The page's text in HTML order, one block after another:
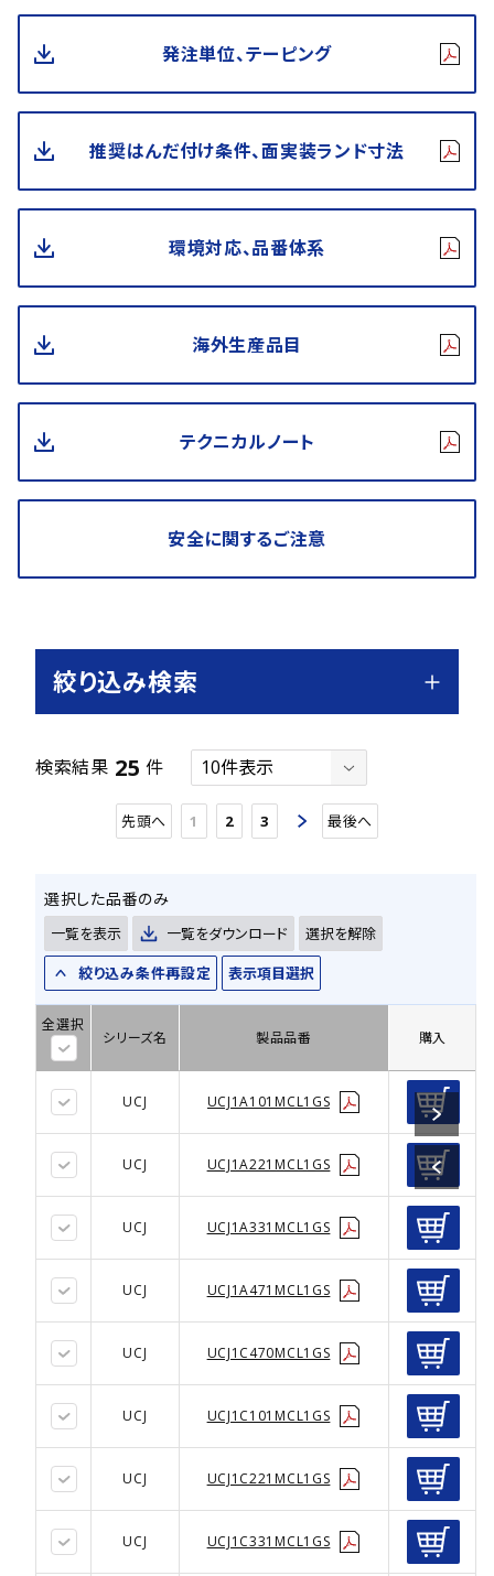
発注単位、テーピング
推奨はんだ付け条件、面実装ランド寸法
環境対応、品番体系
海外生産品目
テクニカルノート
安全に関するご注意
絞り込み検索
検索結果 25 件
先頭へ 1 2 3 最後へ
選択した品番のみ
一覧を表示 一覧をダウンロード
選択を解除
絞り込み条件再設定
表示項目選択
全選択
シリーズ名 製品品番 購入
UCJ UCJ1A101MCL1GS
UCJ UCJ1A221MCL1GS
UCJ UCJ1A331MCL1GS
UCJ UCJ1A471MCL1GS
UCJ UCJ1C470MCL1GS
UCJ UCJ1C101MCL1GS
UCJ UCJ1C221MCL1GS
UCJ UCJ1C331MCL1GS